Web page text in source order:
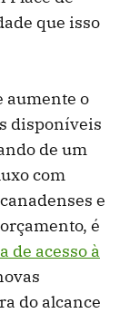
que isso
aumente o
disponíveis
de um
com
e
é
de acesso à
do alcance